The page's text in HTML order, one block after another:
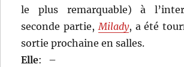
le plus remarquable) à
seconde partie,Milady, a été
sortie prochaine en salles.
Elle:
–